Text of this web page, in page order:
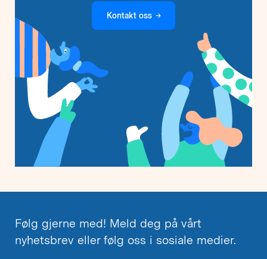
Kontakt oss →
Følg gjerne med! Meld deg på vårt
nyhetsbrev eller følg oss i sosiale medier.